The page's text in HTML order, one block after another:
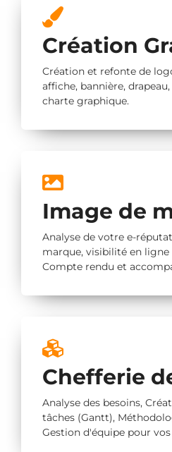
Création
Création et refonte de
affiche, bannière,
charte graphique.
Image de
Analyse de votre e-
marque, visibilité en ligne
Compte rendu et
Chefferie
Analyse des besoins,
tâches (Gantt),
Gestion d'équipe pour